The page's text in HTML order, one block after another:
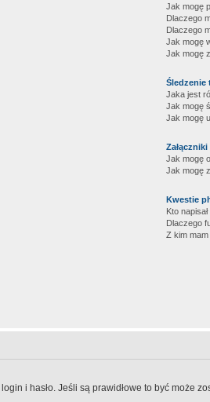
Jak mogę
Dlaczego
Dlaczego
Jak mogę
Jak mogę
Śledzenie
Jaka jest
Jak mogę
Jak mogę
Załączniki
Jak mogę
Jak mogę
Kwestie
Kto
Dlaczego
Z kim
i hasło. Jeśli są prawidłowe to być może